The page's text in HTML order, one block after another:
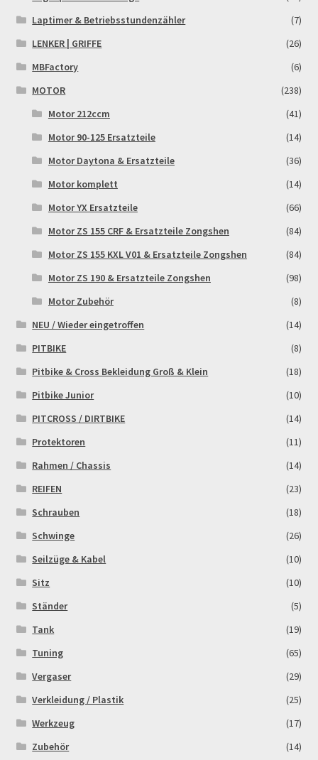
Reset Password
Shop
Sign Up
Términos y Condiciones Generales
Versandarten
Warenkorb
Widerrufsbelehrung & -formular
Zahlungsarten
Laptimer & Betriebsstundenzähler
(7)
LENKER | GRIFFE
(26)
MBFactory
(6)
MOTOR
(238)
Motor 212ccm
(41)
Motor 90-125 Ersatzteile
(14)
Motor Daytona & Ersatzteile
(36)
Motor komplett
(14)
Motor YX Ersatzteile
(66)
Motor ZS 155 CRF & Ersatzteile Zongshen
(84)
Motor ZS 155 KXL V01 & Ersatzteile Zongshen
(84)
Motor ZS 190 & Ersatzteile Zongshen
(98)
Motor Zubehör
(8)
NEU / Wieder eingetroffen
(14)
PITBIKE
(8)
Pitbike & Cross Bekleidung Groß & Klein
(18)
Pitbike Junior
(10)
PITCROSS / DIRTBIKE
(14)
Protektoren
(11)
Rahmen / Chassis
(14)
REIFEN
(23)
Schrauben
(18)
Schwinge
(26)
Seilzüge & Kabel
(10)
Sitz
(10)
Ständer
(5)
Tank
(19)
Tuning
(65)
Vergaser
(29)
Verkleidung / Plastik
(25)
Werkzeug
(17)
Zubehör
(14)